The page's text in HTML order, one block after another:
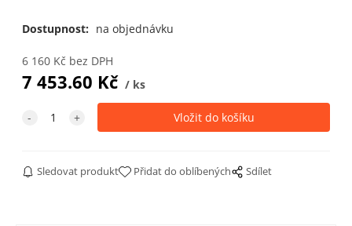
Dostupnost: na objednávku
6 160Kč bez DPH
7 453.60 Kč ks
Sledovat produkt Přidat do oblíbených Sdílet